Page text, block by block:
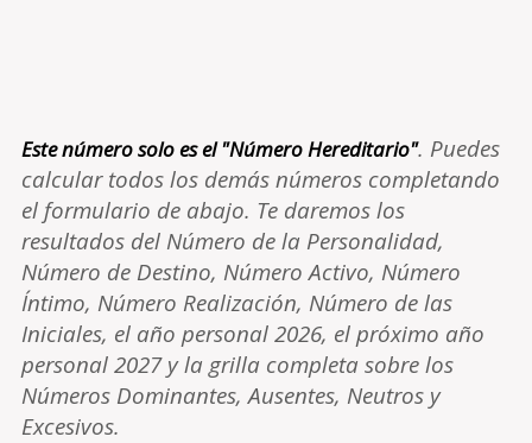
Este número solo es el "Número Hereditario". Puedes
calcular todos los demás números completando
el formulario de abajo. Te daremos los
resultados del Número de la Personalidad,
Número de Destino, Número Activo, Número
Íntimo, Número Realización, Número de las
Iniciales, el año personal 2026, el próximo año
personal 2027 y la grilla completa sobre los
Números Dominantes, Ausentes, Neutros y
Excesivos.